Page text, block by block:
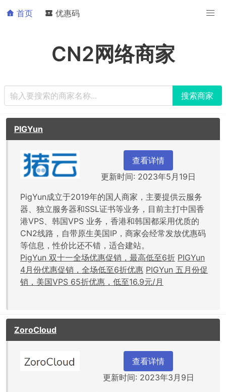
首页 优惠码
CN2网络商家
PIGYun
查看详情
更新时间: 2023年5月19日
PigYun成立于2019年的国人商家，主要提供云服务
器、独立服务器和SSL证书等业务，目前主打中国香
港VPS、韩国VPS 业务，香港和韩国都采用优质的
CN2线路，自带原生美国IP，商家会经常发放优惠码
等信息，性价比还不错，适合建站。
PigYun 双十一全场优惠促销，最高低至6折 PIGYun
4月份优惠促销，全场低至6折优惠 PIGYun 五月份促
销，美国VPS 65折优惠，低至16.9元/月
ZoroCloud
查看详情
更新时间: 2023年3月9日